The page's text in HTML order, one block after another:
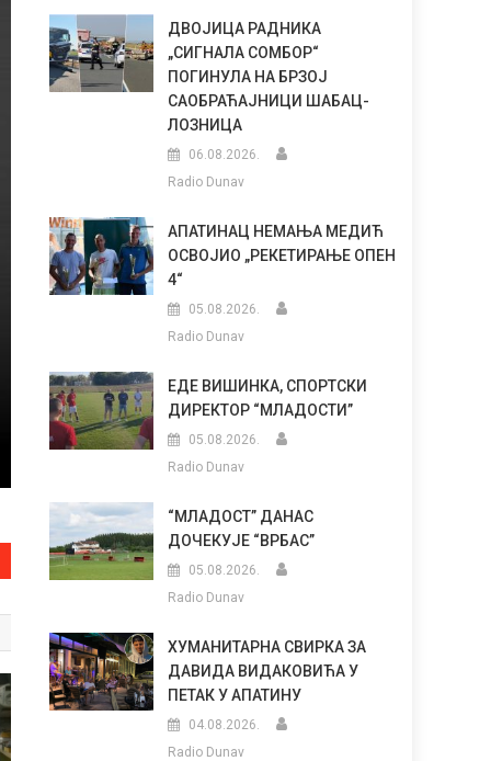
ДВОЈИЦА РАДНИКА
„СИГНАЛА СОМБОР“
ПОГИНУЛА НА БРЗОЈ
САОБРАЋАЈНИЦИ ШАБАЦ-
ЛОЗНИЦА
06.08.2026.
Radio Dunav
АПАТИНАЦ НЕМАЊА МЕДИЋ
ОСВОЈИО „РЕКЕТИРАЊЕ ОПЕН
4“
05.08.2026.
Radio Dunav
ЕДЕ ВИШИНКА, СПОРТСКИ
ДИРЕКТОР “МЛАДОСТИ”
05.08.2026.
Radio Dunav
“МЛАДОСТ” ДАНАС
ДОЧЕКУЈЕ “ВРБАС”
05.08.2026.
Radio Dunav
ХУМАНИТАРНА СВИРКА ЗА
ДАВИДА ВИДАКОВИЋА У
ПЕТАК У АПАТИНУ
04.08.2026.
Radio Dunav